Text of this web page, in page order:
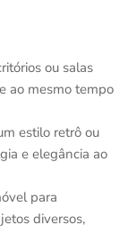
ou salas
ao mesmo tempo
estilo retrô ou
e elegância ao
para
diversos,